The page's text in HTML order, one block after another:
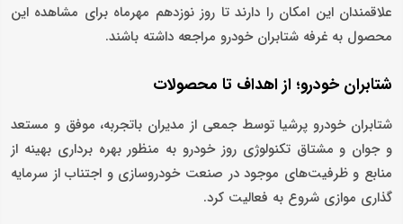
علاقمندان این امکان را دارند تا روز نوزدهم مهرماه برای مشاهده این
محصول به غرفه شتابران خودرو مراجعه داشته باشند.
شتابران خودرو؛ از اهداف تا محصولات
شتابران خودرو پرشیا توسط جمعی از مدیران باتجربه، موفق و مستعد
و جوان و مشتاق تکنولوژی روز خودرو به منظور بهره برداری بهینه از
منابع و ظرفیت‌های موجود در صنعت خودروسازی و اجتناب از سرمایه
گذاری موازی شروع به فعالیت کرد.